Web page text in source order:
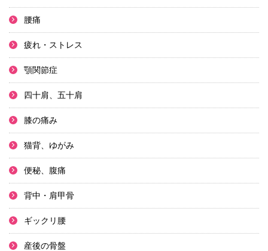
腰痛
疲れ・ストレス
顎関節症
四十肩、五十肩
膝の痛み
猫背、ゆがみ
便秘、腹痛
背中・肩甲骨
ギックリ腰
産後の骨盤